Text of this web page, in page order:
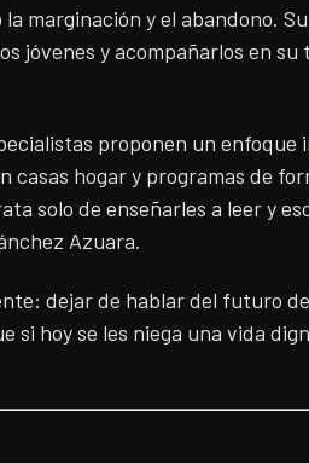
marginación y el abandono.
jóvenes y acompañarlos en
proponen un enfoque
casas hogar y programas de
solo de enseñarles a leer y
Azuara.
dejar de hablar del futuro
si hoy se les niega una vida